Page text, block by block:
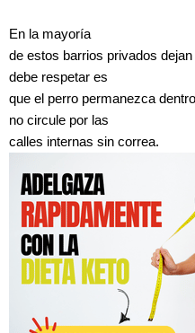
En la mayoría
de estos barrios privados
debe respetar es
que el perro permanezca
no circule por las
calles internas sin correa.